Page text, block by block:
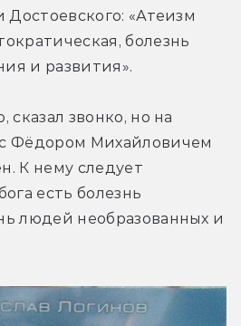
Достоевского: «Атеизм
болезнь
и развития».
сказал звонко, но на
Фёдором Михайловичем
К нему следует
есть болезнь
людей необразованных и